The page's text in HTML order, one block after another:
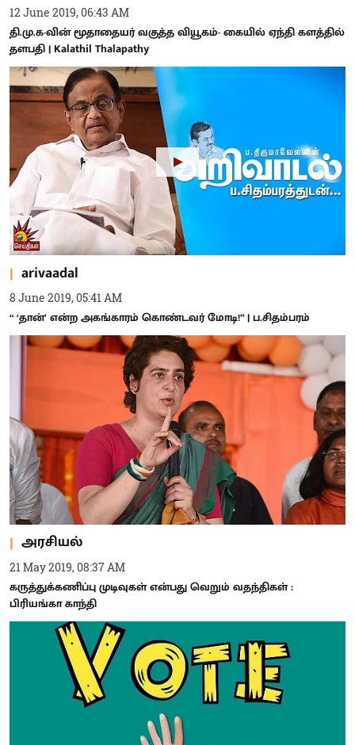
12 June 2019, 06:43 AM
தி.மு.க-வின் மூதாதையர் வகுத்த வியூகம்- கையில் ஏந்தி களத்தில்
தளபதி | Kalathil Thalapathy
arivaadal
8 June 2019, 05:41 AM
“ ‘தான்’ என்ற அகங்காரம் கொண்டவர் மோடி!” | ப.சிதம்பரம்
அரசியல்
21 May 2019, 08:37 AM
கருத்துக்கணிப்பு முடிவுகள் என்பது வெறும் வதந்திகள் :
பிரியங்கா காந்தி